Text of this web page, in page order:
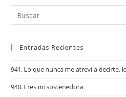
Entradas Recientes
941. Lo que nunca me atreví a decirte,
940. Eres mi sostenedora